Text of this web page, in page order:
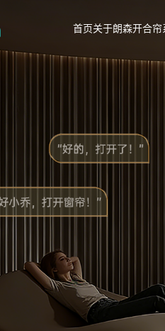
首页关于朗森开合帘